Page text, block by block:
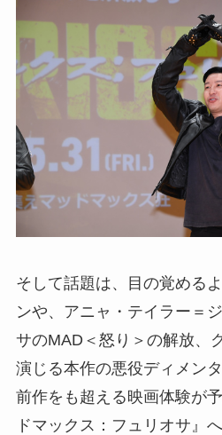
そして話題は、目の覚める
ンや、アニャ・テイラー＝
サのMAD＜怒り＞の解放、
演じる本作の悪役ディメン
前作をも超える映画体験が
ドマックス：フュリオサ』